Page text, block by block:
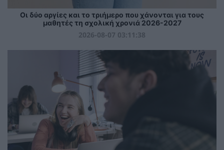
Οι δύο αργίες και το τριήμερο που χάνονται για τους
μαθητές τη σχολική χρονιά 2026-2027
2026-08-07 03:11:38